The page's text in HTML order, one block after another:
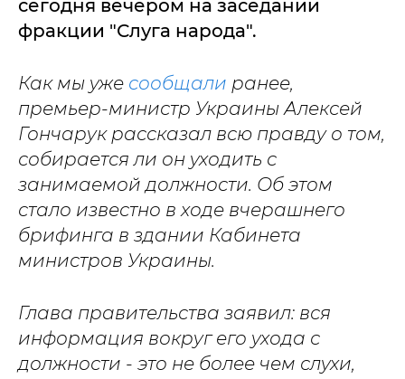
сегодня вечером на заседании
фракции "Слуга народа".
Как мы уже сообщали ранее,
премьер-министр Украины Алексей
Гончарук рассказал всю правду о том,
собирается ли он уходить с
занимаемой должности. Об этом
стало известно в ходе вчерашнего
брифинга в здании Кабинета
министров Украины.
Глава правительства заявил: вся
информация вокруг его ухода с
должности - это не более чем слухи,